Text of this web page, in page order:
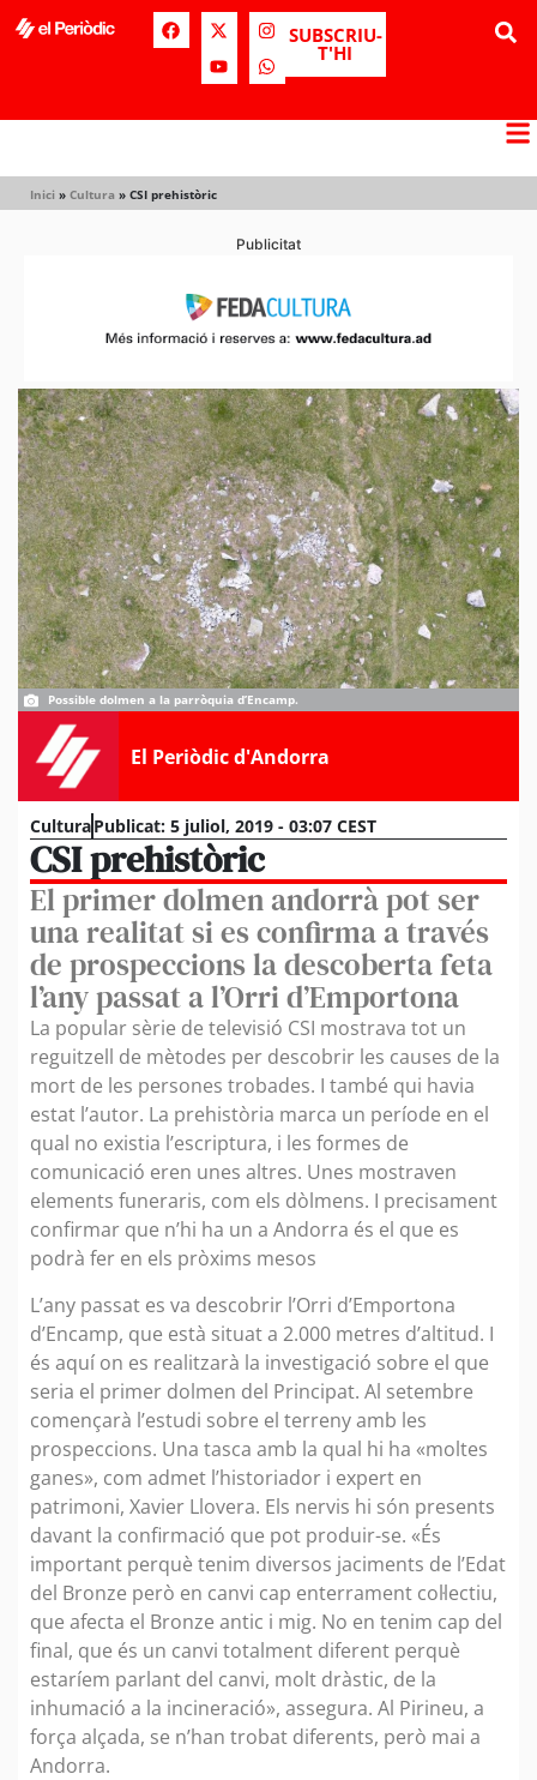
SUBSCRIU-
T'HI
Inici » Cultura » CSI prehistòric
Publicitat
Possible dolmen a la parròquia d’Encamp.
El Periòdic d'Andorra
CulturaPublicat: 5 juliol, 2019 - 03:07 CEST
CSI prehistòric
El primer dolmen andorrà pot ser
una realitat si es confirma a través
de prospeccions la descoberta feta
l’any passat a l’Orri d’Emportona
La popular sèrie de televisió CSI mostrava tot un
reguitzell de mètodes per descobrir les causes de la
mort de les persones trobades. I també qui havia
estat l’autor. La prehistòria marca un període en el
qual no existia l’escriptura, i les formes de
comunicació eren unes altres. Unes mostraven
elements funeraris, com els dòlmens. I precisament
confirmar que n’hi ha un a Andorra és el que es
podrà fer en els pròxims mesos
L’any passat es va descobrir l’Orri d’Emportona
d’Encamp, que està situat a 2.000 metres d’altitud. I
és aquí on es realitzarà la investigació sobre el que
seria el primer dolmen del Principat. Al setembre
començarà l’estudi sobre el terreny amb les
prospeccions. Una tasca amb la qual hi ha «moltes
ganes», com admet l’historiador i expert en
patrimoni, Xavier Llovera. Els nervis hi són presents
davant la confirmació que pot produir-se. «És
important perquè tenim diversos jaciments de l’Edat
del Bronze però en canvi cap enterrament col·lectiu,
que afecta el Bronze antic i mig. No en tenim cap del
final, que és un canvi totalment diferent perquè
estaríem parlant del canvi, molt dràstic, de la
inhumació a la incineració», assegura. Al Pirineu, a
força alçada, se n’han trobat diferents, però mai a
Andorra.